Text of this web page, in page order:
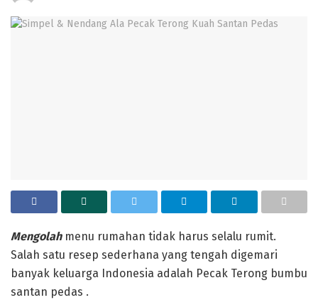
Mengolahmenu rumahan tidak harus selalu rumit.
Salah satu resep sederhana yang tengah digemari
banyak keluarga Indonesia adalah Pecak Terong bumbu
santan pedas .